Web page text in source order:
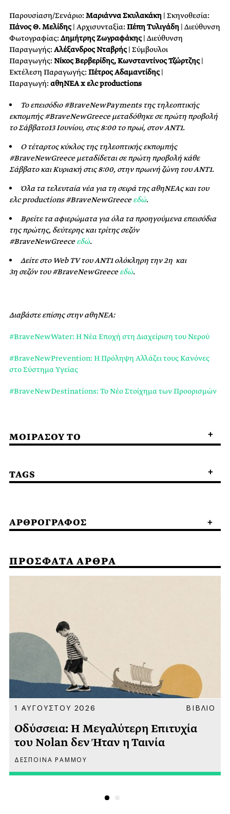
Παρουσίαση/Σενάριο: Μαριάννα Σκυλακάκη | Σκηνοθεσία:
Πάνος Θ. Μελίδης | Αρχισυνταξία: Πέπη Τυλιγάδη | Διεύθυνση
Φωτογραφίας: Δημήτρης Ζωγραφάκης | Διεύθυνση
Παραγωγής: Aλέξανδρος Νταβρής | Σύμβουλοι
Παραγωγής: Νίκος Βερβερίδης, Κωνσταντίνος Τζώρτζης |
Εκτέλεση Παραγωγής: Πέτρος Αδαμαντίδης |
Παραγωγή: αθηΝΕΑ x ελc productions
Το επεισόδιο #BraveNewPaymentsτης τηλεοπτικής
εκπομπής #BraveNewGreeceμεταδόθηκε σε πρώτη προβολή
το Σάββατο13 Ιουνίου, στις 8:00 το πρωί, στον ΑΝΤ1.
Ο τέταρτος κύκλος της τηλεοπτικής εκπομπής
#BraveNewGreeceμεταδίδεται σε πρώτη προβολή κάθε
Σάββατο και Κυριακή στις 8:00, στην πρωινή ζώνη του ΑΝΤ1.
Όλα τα τελευταία νέα για τη σειρά της αθηΝΕΑς και του
ελc productions#BraveNewGreeceεδώ.
Βρείτε τα αφιερώματα για όλα τα προηγούμενα επεισόδια
της πρώτης, δεύτερης και τρίτης σεζόν
#BraveNewGreeceεδώ.
Δείτε στοWeb TVτου ΑΝΤ1 ολόκληρη την2η και
3η σεζόν του #BraveNewGreeceεδώ.
Διαβάστε επίσης στην αθηΝΕΑ:
#BraveNewWater: Η Νέα Εποχή στη Διαχείριση του Νερού
#BraveNewPrevention: Η Πρόληψη Αλλάζει τους Κανόνες
στο Σύστημα Υγείας
#BraveNewDestinations: Το Νέο Στοίχημα των Προορισμών
ΜΟΙΡΑΣΟΥ ΤΟ
TAGS
ΑΡΘΡΟΓΡΑΦΟΣ
ΠΡΟΣΦΑΤΑ ΑΡΘΡΑ
1 ΑΥΓΟΥΣΤΟΥ 2026 ΒΙΒΛΙΟ
Οδύσσεια: Η Μεγαλύτερη Επιτυχία
του Nolan δεν Ήταν η Ταινία
ΔΕΣΠΟΙΝΑ ΡΑΜΜΟΥ